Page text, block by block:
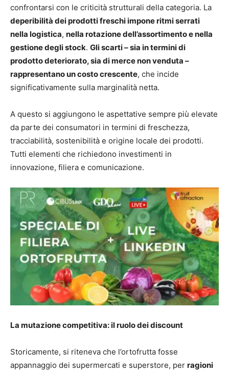
confrontarsi con le criticità strutturali della categoria. La
deperibilità dei prodotti freschi impone ritmi serrati
nella logistica, nella rotazione dell’assortimento e nella
gestione degli stock. Gli scarti – sia in termini di
prodotto deteriorato, sia di merce non venduta –
rappresentano un costo crescente, che incide
significativamente sulla marginalità netta.
A questo si aggiungono le aspettative sempre più elevate
da parte dei consumatori in termini di freschezza,
tracciabilità, sostenibilità e origine locale dei prodotti.
Tutti elementi che richiedono investimenti in
innovazione, filiera e comunicazione.
La mutazione competitiva: il ruolo dei discount
Storicamente, si riteneva che l’ortofrutta fosse
appannaggio dei supermercati e superstore, per ragioni